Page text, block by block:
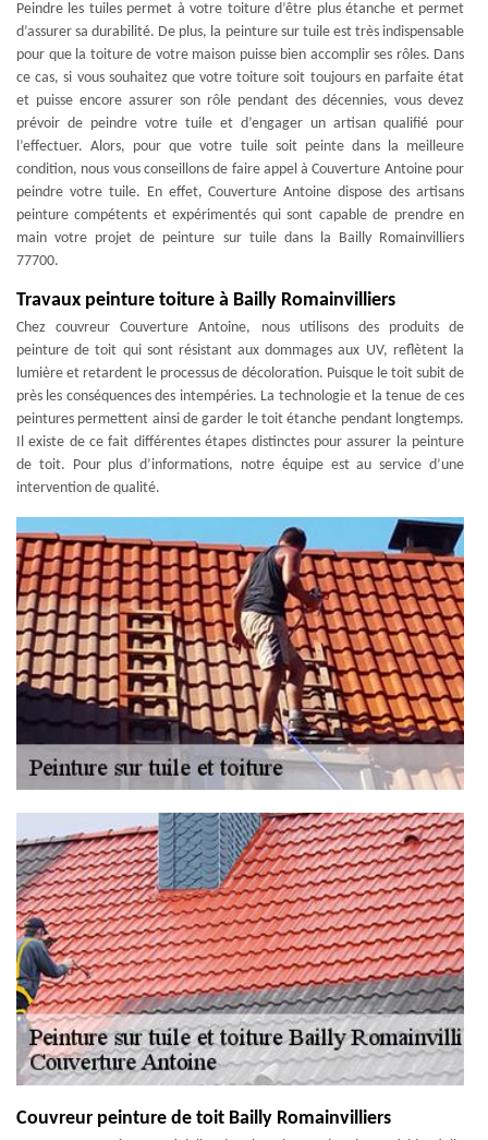
Peindre les tuiles permet à votre toiture d’être plus étanche et permet
d’assurer sa durabilité. De plus, la peinture sur tuile est très indispensable
pour que la toiture de votre maison puisse bien accomplir ses rôles. Dans
ce cas, si vous souhaitez que votre toiture soit toujours en parfaite état
et puisse encore assurer son rôle pendant des décennies, vous devez
prévoir de peindre votre tuile et d’engager un artisan qualifié pour
l’effectuer. Alors, pour que votre tuile soit peinte dans la meilleure
condition, nous vous conseillons de faire appel à Couverture Antoine pour
peindre votre tuile. En effet, Couverture Antoine dispose des artisans
peinture compétents et expérimentés qui sont capable de prendre en
main votre projet de peinture sur tuile dans la Bailly Romainvilliers
77700.
Travaux peinture toiture à Bailly Romainvilliers
Chez couvreur Couverture Antoine, nous utilisons des produits de
peinture de toit qui sont résistant aux dommages aux UV, reflètent la
lumière et retardent le processus de décoloration. Puisque le toit subit de
près les conséquences des intempéries. La technologie et la tenue de ces
peintures permettent ainsi de garder le toit étanche pendant longtemps.
Il existe de ce fait différentes étapes distinctes pour assurer la peinture
de toit. Pour plus d’informations, notre équipe est au service d’une
intervention de qualité.
Couvreur peinture de toit Bailly Romainvilliers